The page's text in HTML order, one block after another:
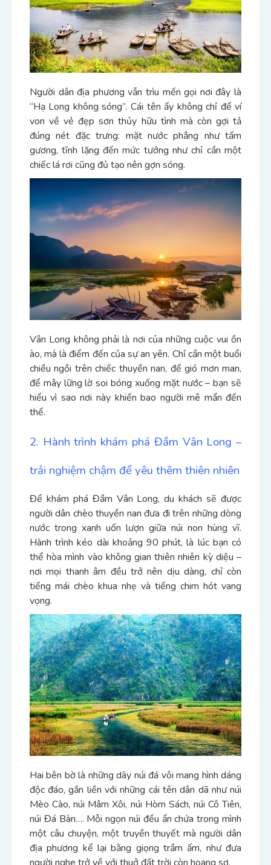
Người dân địa phương vẫn trìu mến gọi nơi đây là
“Hạ Long không sóng”. Cái tên ấy không chỉ để ví
von về vẻ đẹp sơn thủy hữu tình mà còn gợi tả
đúng nét đặc trưng: mặt nước phẳng như tấm
gương, tĩnh lặng đến mức tưởng như chỉ cần một
chiếc lá rơi cũng đủ tạo nên gợn sóng.
Vân Long không phải là nơi của những cuộc vui ồn
ào, mà là điểm đến của sự an yên. Chỉ cần một buổi
chiều ngồi trên chiếc thuyền nan, để gió mơn man,
để mây lững lờ soi bóng xuống mặt nước – bạn sẽ
hiểu vì sao nơi này khiến bao người mê mẩn đến
thế.
2. Hành trình khám phá Đầm Vân Long –
trải nghiệm chậm để yêu thêm thiên nhiên
Để khám phá Đầm Vân Long, du khách sẽ được
người dân chèo thuyền nan đưa đi trên những dòng
nước trong xanh uốn lượn giữa núi non hùng vĩ.
Hành trình kéo dài khoảng 90 phút, là lúc bạn có
thể hòa mình vào không gian thiên nhiên kỳ diệu –
nơi mọi thanh âm đều trở nên dịu dàng, chỉ còn
tiếng mái chèo khua nhẹ và tiếng chim hót vang
vọng.
Hai bên bờ là những dãy núi đá vôi mang hình dáng
độc đáo, gắn liền với những cái tên dân dã như núi
Mèo Cào, núi Mâm Xôi, núi Hòm Sách, núi Cô Tiên,
núi Đá Bàn…. Mỗi ngọn núi đều ẩn chứa trong mình
một câu chuyện, một truyền thuyết mà người dân
địa phương kể lại bằng giọng trầm ấm, như đưa
người nghe trở về với thuở đất trời còn hoang sơ.